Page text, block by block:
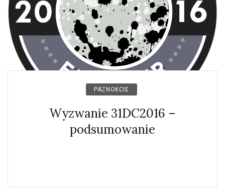
PAZNOKCIE
Wyzwanie 31DC2016 –
podsumowanie